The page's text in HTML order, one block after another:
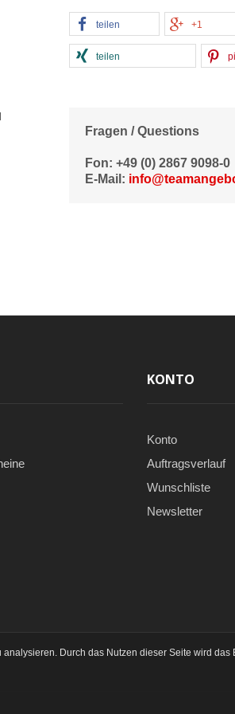
teilen +1
teilen
Fragen / Questions
Fon: +49 (0) 2867 9098-0
E-Mail:
KONTO
Konto
Auftragsverlauf
Wunschliste
Newsletter
Durch das Nutzen dieser Seite wird das